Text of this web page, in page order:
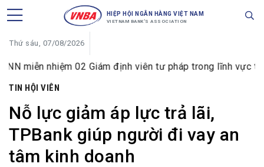
HIỆP HỘI NGÂN HÀNG VIỆT NAM
VIETNAM BANK'S ASSOCIATION
Thứ sáu, 07/08/2026
nhiệm 02 Giám định viên tư pháp trong lĩnh vực tiền tệ và
TIN HỘI VIÊN
Nỗ lực giảm áp lực trả lãi,
TPBank giúp người đi vay an
tâm kinh doanh